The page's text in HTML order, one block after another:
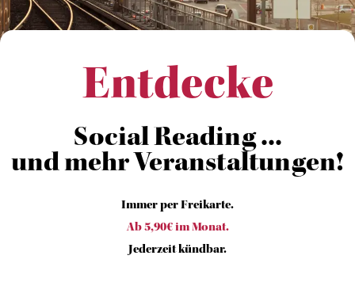
Entdecke
Social Reading ...
und mehr Veranstaltungen!
Immer per Freikarte.
Ab 5,90€ im Monat.
Jederzeit kündbar.